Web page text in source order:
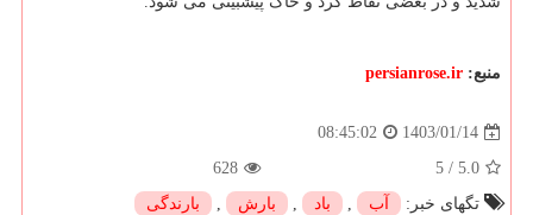
منبع: persianrose.ir
1403/01/14
08:45:02
5.0
/
5
628
تگهای خبر:
آب , باد , بارش , بارندگی